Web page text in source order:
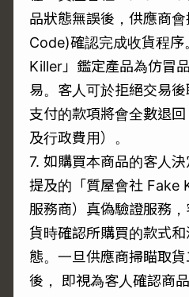
品狀態無誤後，供應商
Code)確認完成收貨程
Killer」鑑定產品為仿冒
易。客人可於拒絕交易
支付的款項將會全數退
及行政費用）。
7. 如購買本商品的客人
提及的「質屋會社 Fake
服務商）真偽驗證服務
貨時確認所購買的款式
態。一旦供應商掃瞄取
後， 即視為客人確認商